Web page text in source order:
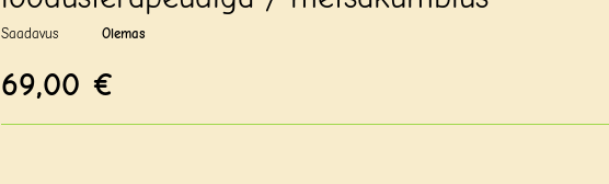
Saadavus Olemas
69,00 €